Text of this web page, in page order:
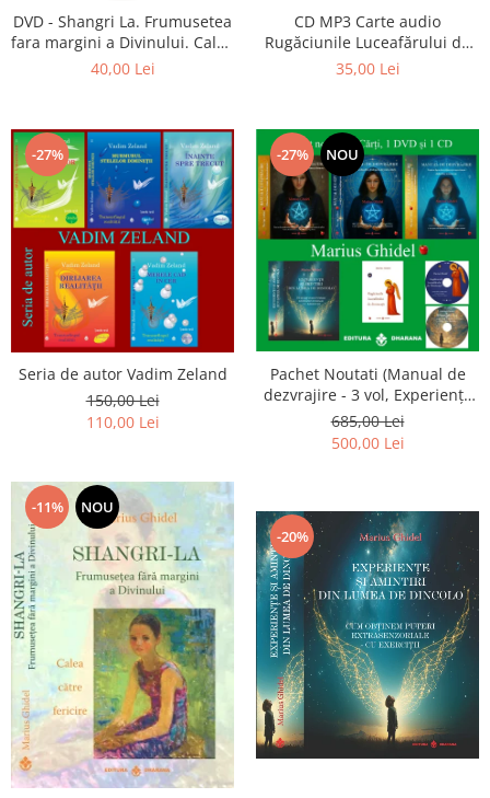
DVD - Shangri La. Frumusetea
fara margini a Divinului. Calea
catre fericire
40,00 Lei
CD MP3 Carte audio
Rugăciunile Luceafărului de
dimineață
35,00 Lei
-27%
Seria de autor Vadim Zeland
150,00 Lei
110,00 Lei
-27% NOU
Pachet Noutati (Manual de
dezvrajire - 3 vol, Experiențe
și amintiri, Rugăciunile
Luceafarului de dimineata) -
Marius Ghidel
685,00 Lei
500,00 Lei
-11% NOU
-20%